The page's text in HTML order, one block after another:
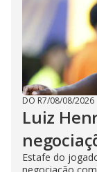
DO R7/08/08/2026
Luiz
Estafe do